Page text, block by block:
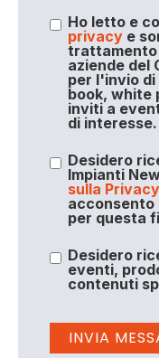
Ho letto e
privacye
trattamento
aziende del
per l'invio
book, white
inviti a
di interesse.
Desidero
Impianti
sulla Privacy
acconsento
per questa
Desidero
eventi,
contenuti